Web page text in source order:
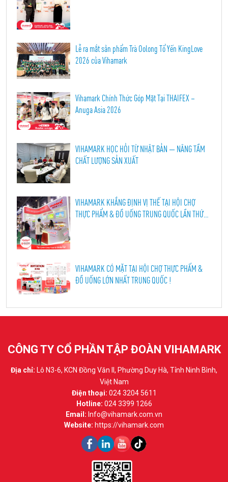
Lễ ra mắt sản phẩm Trà Oolong Tổ Yến KingLove
2026 của Vihamark
Vihamark Chính Thức Góp Mặt Tại THAIFEX –
Anuga Asia 2026
VIHAMARK HỌC HỎI TỪ NHẬT BẢN — NÂNG TẦM
CHẤT LƯỢNG SẢN XUẤT
VIHAMARK KHẲNG ĐỊNH VỊ THẾ TẠI HỘI CHỢ
THỰC PHẨM & ĐỒ UỐNG TRUNG QUỐC LẦN THỨ
VIHAMARK CÓ MẶT TẠI HỘI CHỢ THỰC PHẨM &
ĐỒ UỐNG LỚN NHẤT TRUNG QUỐC !
CÔNG TY CỔ PHẦN TẬP ĐOÀN VIHAMARK
Địa chỉ: Lô N3-6, KCN Đồng Văn II, Phường Duy Hà, Tỉnh Ninh Bình,
Việt Nam
Điện thoại: 024 3204 5611
Hotline: 024 3399 1266
Email: Info@vihamark.com.vn
Website: https://vihamark.com